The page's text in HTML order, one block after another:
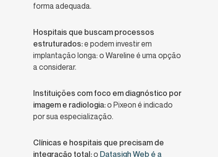
forma adequada.
Hospitais que buscam processos
estruturados:e podem investir em
implantação longa: o Wareline é uma opção
a considerar.
Instituições com foco em diagnóstico por
imagem e radiologia:o Pixeon é indicado
por sua especialização.
Clínicas e hospitais que precisam de
integração total:o Datasigh Web é a